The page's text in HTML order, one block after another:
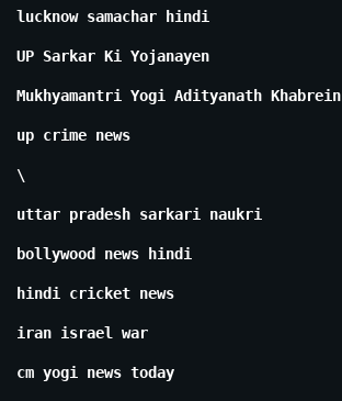
lucknow samachar hindi
UP Sarkar Ki Yojanayen
Mukhyamantri Yogi Adityanath Khabrein
up crime news
\
uttar pradesh sarkari naukri
bollywood news hindi
hindi cricket news
iran israel war
cm yogi news today